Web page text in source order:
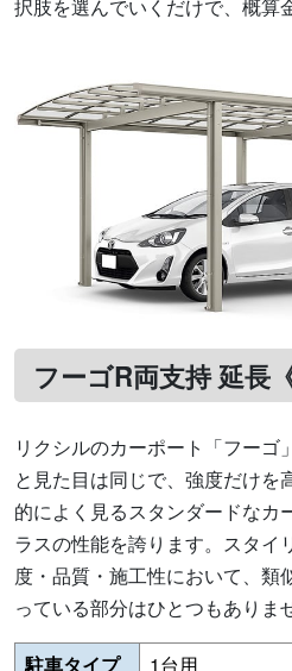
択肢を選んでいくだけで、概算
フーゴR両支持 延長
リクシルのカーポート「フーゴ
と見た目は同じで、強度だけを
的によく見るスタンダードなカ
ラスの性能を誇ります。スタイ
度・品質・施工性において、類
っている部分はひとつもありま
駐車タイプ
1台用